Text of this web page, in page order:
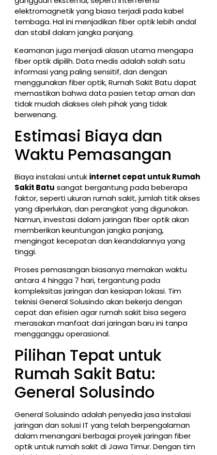
elektromagnetik yang biasa terjadi pada kabel
tembaga. Hal ini menjadikan fiber optik lebih andal
dan stabil dalam jangka panjang.
Keamanan juga menjadi alasan utama mengapa
fiber optik dipilih. Data medis adalah salah satu
informasi yang paling sensitif, dan dengan
menggunakan fiber optik, Rumah Sakit Batu dapat
memastikan bahwa data pasien tetap aman dan
tidak mudah diakses oleh pihak yang tidak
berwenang.
Estimasi Biaya dan
Waktu Pemasangan
Biaya instalasi untuk internet cepat untuk Rumah
Sakit Batu sangat bergantung pada beberapa
faktor, seperti ukuran rumah sakit, jumlah titik akses
yang diperlukan, dan perangkat yang digunakan.
Namun, investasi dalam jaringan fiber optik akan
memberikan keuntungan jangka panjang,
mengingat kecepatan dan keandalannya yang
tinggi.
Proses pemasangan biasanya memakan waktu
antara 4 hingga 7 hari, tergantung pada
kompleksitas jaringan dan kesiapan lokasi. Tim
teknisi General Solusindo akan bekerja dengan
cepat dan efisien agar rumah sakit bisa segera
merasakan manfaat dari jaringan baru ini tanpa
mengganggu operasional.
Pilihan Tepat untuk
Rumah Sakit Batu:
General Solusindo
General Solusindo adalah penyedia jasa instalasi
jaringan dan solusi IT yang telah berpengalaman
dalam menangani berbagai proyek jaringan fiber
optik untuk rumah sakit di Jawa Timur. Dengan tim